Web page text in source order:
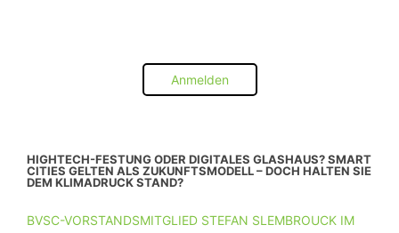
Anmelden
HIGHTECH-FESTUNG ODER DIGITALES GLASHAUS? SMART
CITIES GELTEN ALS ZUKUNFTSMODELL – DOCH HALTEN SIE
DEM KLIMADRUCK STAND?
BVSC-VORSTANDSMITGLIED STEFAN SLEMBROUCK IM